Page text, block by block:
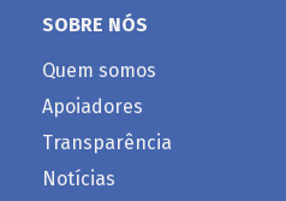
SOBRE NÓS
Quem somos
Apoiadores
Transparência
Notícias